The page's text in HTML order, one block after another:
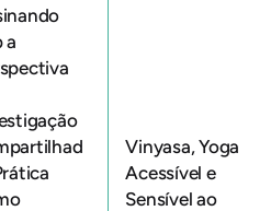
a
Vinyasa, Yoga
Acessível e
Sensível ao